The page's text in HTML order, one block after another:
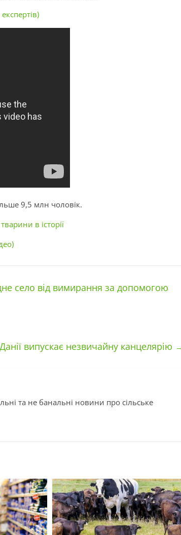
9,5 млн чоловік.
в історії
село від вимирання за допомогою
випускає незвичайну канцелярію
та не банальні новини про сільське